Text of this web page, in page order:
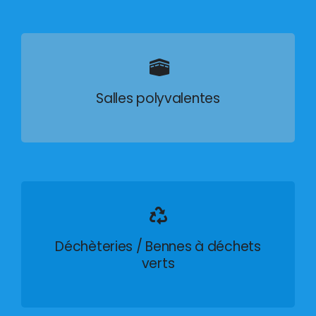
Salles polyvalentes
Déchèteries / Bennes à déchets
verts